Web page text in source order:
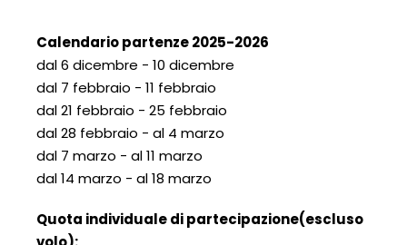
Calendario partenze 2025-2026
dal 6 dicembre - 10 dicembre
dal 7 febbraio - 11 febbraio
dal 21 febbraio - 25 febbraio
dal 28 febbraio - al 4 marzo
dal 7 marzo - al 11 marzo
dal 14 marzo - al 18 marzo
Quota individuale di partecipazione(escluso